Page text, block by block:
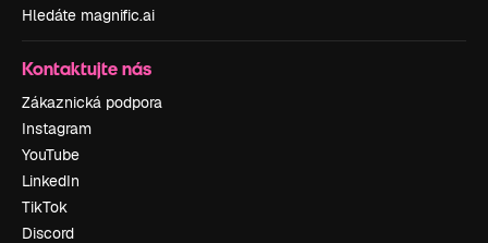
Hledáte magnific.ai
Kontaktujte nás
Zákaznická podpora
Instagram
YouTube
LinkedIn
TikTok
Discord